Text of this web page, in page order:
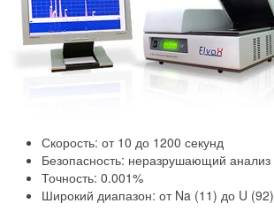
Скорость: от 10 до 1200 секунд
Безопасность: неразрушающий анализ
Точность: 0.001%
Широкий диапазон: от Na (11) до U (92)